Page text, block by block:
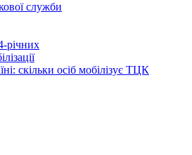
служби
річних
скільки осіб мобілізує ТЦК